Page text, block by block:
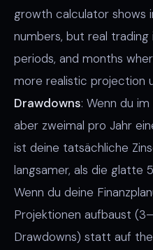
growth calculator shows
numbers, but real
periods, and months
more realistic projection
Drawdowns: Wenn du
aber zweimal pro Jahr
ist deine tatsächliche
langsamer, als die glatte
Wenn du deine
Projektionen aufbaust
Drawdowns) statt auf